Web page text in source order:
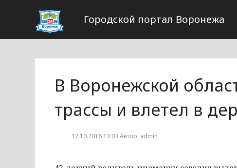
Городской портал Воронежа
В Воронежской
трассы и влетел в
12.10.2016 13:03 Автор: admin